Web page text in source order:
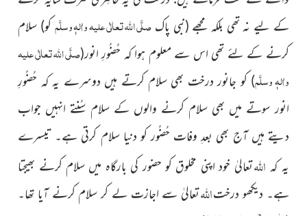
کے لیے نہ تھی بلکہ مجھے (نبی پاک صلَّی اللہ تعالٰی علیہ واٰلہٖ وسلَّم کو) سلام
کرنے کے لئے تھی اس سے معلوم ہوا کہ حُضُورِ انور(صلَّی اللہ تعالٰی علیہ
واٰلہٖ وسلَّم) کو جانور درخت بھی سلام کرتے ہیں دوسرے یہ کہ حُضُورِ
انور سوتے میں بھی سلام کرنے والوں کے سلام سُنتے انہیں جواب
دیتے ہیں آج بھی بعدِ وفات حُضُور کو دنیا سلام کرتی ہے۔ تیسرے
یہ کہ اللہتعالیٰ خود اپنی مخلوق کو حضور کی بارگاہ میں سلام کرنے بھیجتا
ہے۔ دیکھو درختاللہتعالیٰ سے اجازت لے کر سلام کرنے آیا تھا۔